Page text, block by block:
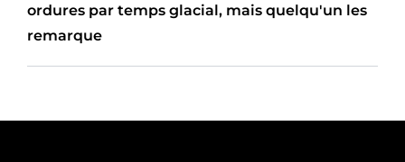
ordures par temps glacial, mais quelqu'un les
remarque